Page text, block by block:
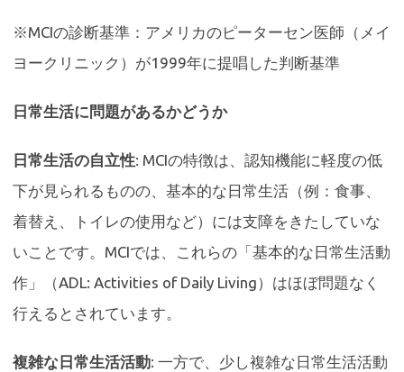
※MCIの診断基準：アメリカのピーターセン医師（メイ
ヨークリニック）が1999年に提唱した判断基準
日常生活に問題があるかどうか
日常生活の自立性: MCIの特徴は、認知機能に軽度の低
下が見られるものの、基本的な日常生活（例：食事、
着替え、トイレの使用など）には支障をきたしていな
いことです。MCIでは、これらの「基本的な日常生活動
作」（ADL: Activities of Daily Living）はほぼ問題なく
行えるとされています。
複雑な日常生活活動: 一方で、少し複雑な日常生活活動